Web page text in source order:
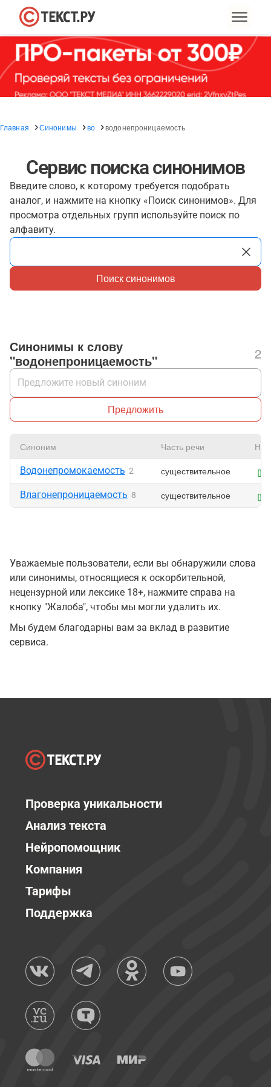
Главная Синонимы во водонепроницаемость
Сервис поиска синонимов
Введите слово, к которому требуется подобрать
аналог, и нажмите на кнопку «Поиск синонимов». Для
просмотра отдельных групп используйте поиск по
алфавиту.
Поиск синонимов
Синонимы к слову
"водонепроницаемость"
2
Предложить
Синоним Часть речи
Водонепромокаемость 2 существительное
Влагонепроницаемость 8 существительное
Уважаемые пользователи, если вы обнаружили слова
или синонимы, относящиеся к оскорбительной,
нецензурной или лексике 18+, нажмите справа на
кнопку "Жалоба", чтобы мы могли удалить их.
Мы будем благодарны вам за вклад в развитие
сервиса.
Проверка уникальности
Анализ текста
Нейропомощник
Компания
Тарифы
Поддержка